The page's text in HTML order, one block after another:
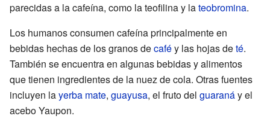
parecidas a la cafeína, como la teofilina y lateobromina.
Los humanos consumen cafeína principalmente en
bebidas hechas de los granos decaféy las hojas deté.
También se encuentra en algunas bebidas y alimentos
que tienen ingredientes de la nuez de cola. Otras fuentes
incluyen layerba mate, guayusa, el fruto del guaranáy el
acebo Yaupon.